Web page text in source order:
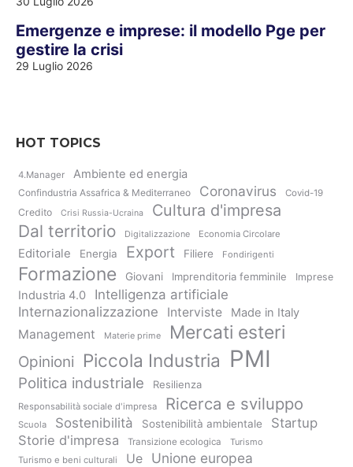
Emergenze e imprese: il modello Pge per
gestire la crisi
29 Luglio 2026
HOT TOPICS
4.Manager Ambiente ed energia
Confindustria Assafrica & Mediterraneo Coronavirus Covid-19
Credito Crisi Russia-Ucraina Cultura d'impresa
Dal territorio Digitalizzazione Economia Circolare
Editoriale Energia Export Filiere Fondirigenti
Formazione Giovani Imprenditoria femminile Imprese
Industria 4.0
Intelligenza artificiale
Internazionalizzazione
Interviste Made in Italy
Management Materie prime Mercati esteri
Opinioni Piccola Industria PMI
Politica industriale Resilienza
Responsabilità sociale d'impresa Ricerca e sviluppo
Scuola Sostenibilità Sostenibilità ambientale
Startup
Storie d'impresa
Transizione ecologica
Turismo
Turismo e beni culturali
Ue Unione europea